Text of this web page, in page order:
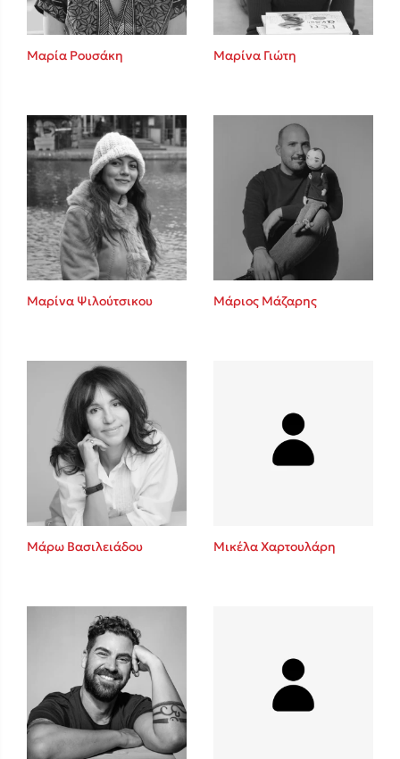
Κώστας Κρομμύδας
Το λιμάνι μου είσαι εσύ
Ιωάννης Γλωσσόπουλος
Ένας γίγαντας στο σχολείο
Πάνω, κάτω, μπροστά, πίσω
Mel Robbins
Η μέθοδος Αφήστε τους
Δημοφιλείς Συγγραφείς
Φυστίκι ΠουΚυλάει
Παύλος Καστανάς
Μαρία Ρουσάκη Μαρίνα Γιώτη
Μαρίνα Ψιλούτσικου Μάριος Μάζαρης
Μάρω Βασιλειάδου Μικέλα Χαρτουλάρη